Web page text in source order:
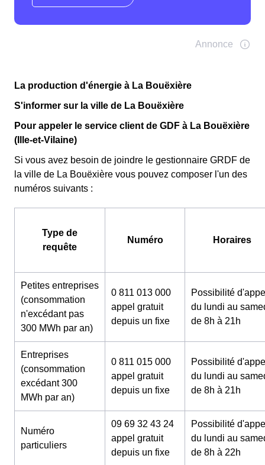
La production d'énergie à La Bouëxière
S'informer sur la ville de La Bouëxière
Pour appeler le service client de GDF à La Bouëxière
(Ille-et-Vilaine)
Si vous avez besoin de joindre le gestionnaire GRDF de
la ville de La Bouëxière vous pouvez composer l'un des
numéros suivants :
Type de
requête
Numéro Horaires
Petites entreprises
(consommation
n'excédant pas
300 MWh par an)
0 811 013 000
appel gratuit
depuis un fixe
Possibilité
du lundi au
de 8h à 21h
Entreprises
(consommation
excédant 300
MWh par an)
0 811 015 000
appel gratuit
depuis un fixe
Possibilité
du lundi au
de 8h à 21h
Numéro
particuliers
09 69 32 43 24
appel gratuit
depuis un fixe
Possibilité
du lundi au
de 8h à 22h